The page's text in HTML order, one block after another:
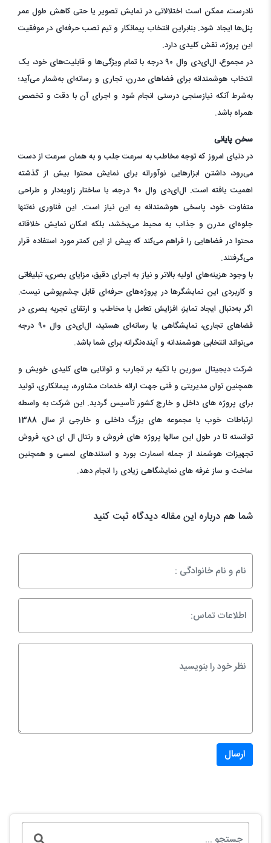
نادرست، ممکن است اختلالاتی در نمایش تصویر یا حتی کاهش طول عمر
پنل‌ها ایجاد شود. بنابراین انتخاب پیمانکار و تیم نصب حرفه‌ای در موفقیت
این پروژه، نقش کلیدی دارد.
در مجموع، ال‌ای‌دی وال ۹۰ درجه با تمام ویژگی‌ها و قابلیت‌های خود، یک
انتخاب هوشمندانه برای فضاهای مدرن، تجاری و رسانه‌ای به‌شمار می‌آید؛
به‌شرط آنکه نیازسنجی درستی انجام شود و اجرای آن با دقت و تخصص
همراه باشد.
سخن پایانی
در دنیای امروز که توجه مخاطب به سرعت جلب و به همان سرعت از دست
می‌رود، داشتن ابزارهایی نوآورانه برای نمایش محتوا بیش از گذشته
اهمیت یافته است. ال‌ای‌دی وال ۹۰ درجه، با ساختار زاویه‌دار و طراحی
متفاوت خود، پاسخی هوشمندانه به این نیاز است. این فناوری نه‌تنها
جلوه‌ای مدرن و جذاب به محیط می‌بخشد، بلکه امکان نمایش خلاقانه
محتوا در فضاهایی را فراهم می‌کند که پیش از این کمتر مورد استفاده قرار
می‌گرفتند.
با وجود هزینه‌های اولیه بالاتر و نیاز به اجرای دقیق، مزایای بصری، تبلیغاتی
و کاربردی این نمایشگرها در پروژه‌های حرفه‌ای قابل چشم‌پوشی نیست.
اگر به‌دنبال ایجاد تمایز، افزایش تعامل با مخاطب و ارتقای تجربه بصری در
فضاهای تجاری، نمایشگاهی یا رسانه‌ای هستید، ال‌ای‌دی وال ۹۰ درجه
می‌تواند انتخابی هوشمندانه و آینده‌نگرانه برای شما باشد.
شرکت دیجیتال سورین با تکیه بر تجارب و توانایی های کلیدی خویش و
همچنین توان مدیریتی و فنی جهت ارائه خدمات مشاوره، پیمانکاری، تولید
برای پروژه های داخل و خارج کشور تأسیس گردید. این شرکت به واسطه
ارتباطات خوب با مجموعه های بزرگ داخلی و خارجی از سال 1388
توانسته تا در طول این سالها پروژه های فروش و رنتال ال ای دی، فروش
تجهیزات هوشمند از جمله اسمارت بورد و استندهای لمسی و همچنین
ساخت و ساز غرفه های نمایشگاهی زیادی را انجام دهد.
شما هم درباره این مقاله دیدگاه ثبت کنید
ارسال